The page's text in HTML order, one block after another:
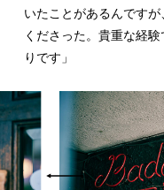
いたことがあるんです
くださった。貴重な経
りです」